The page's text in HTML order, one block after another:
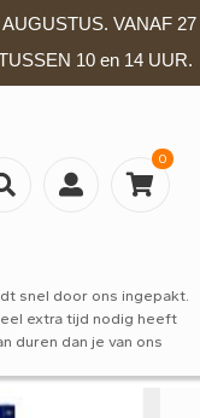
VANAF 27
10 en 14 UUR.
0
snel door ons ingepakt.
extra tijd nodig heeft
duren dan je van ons